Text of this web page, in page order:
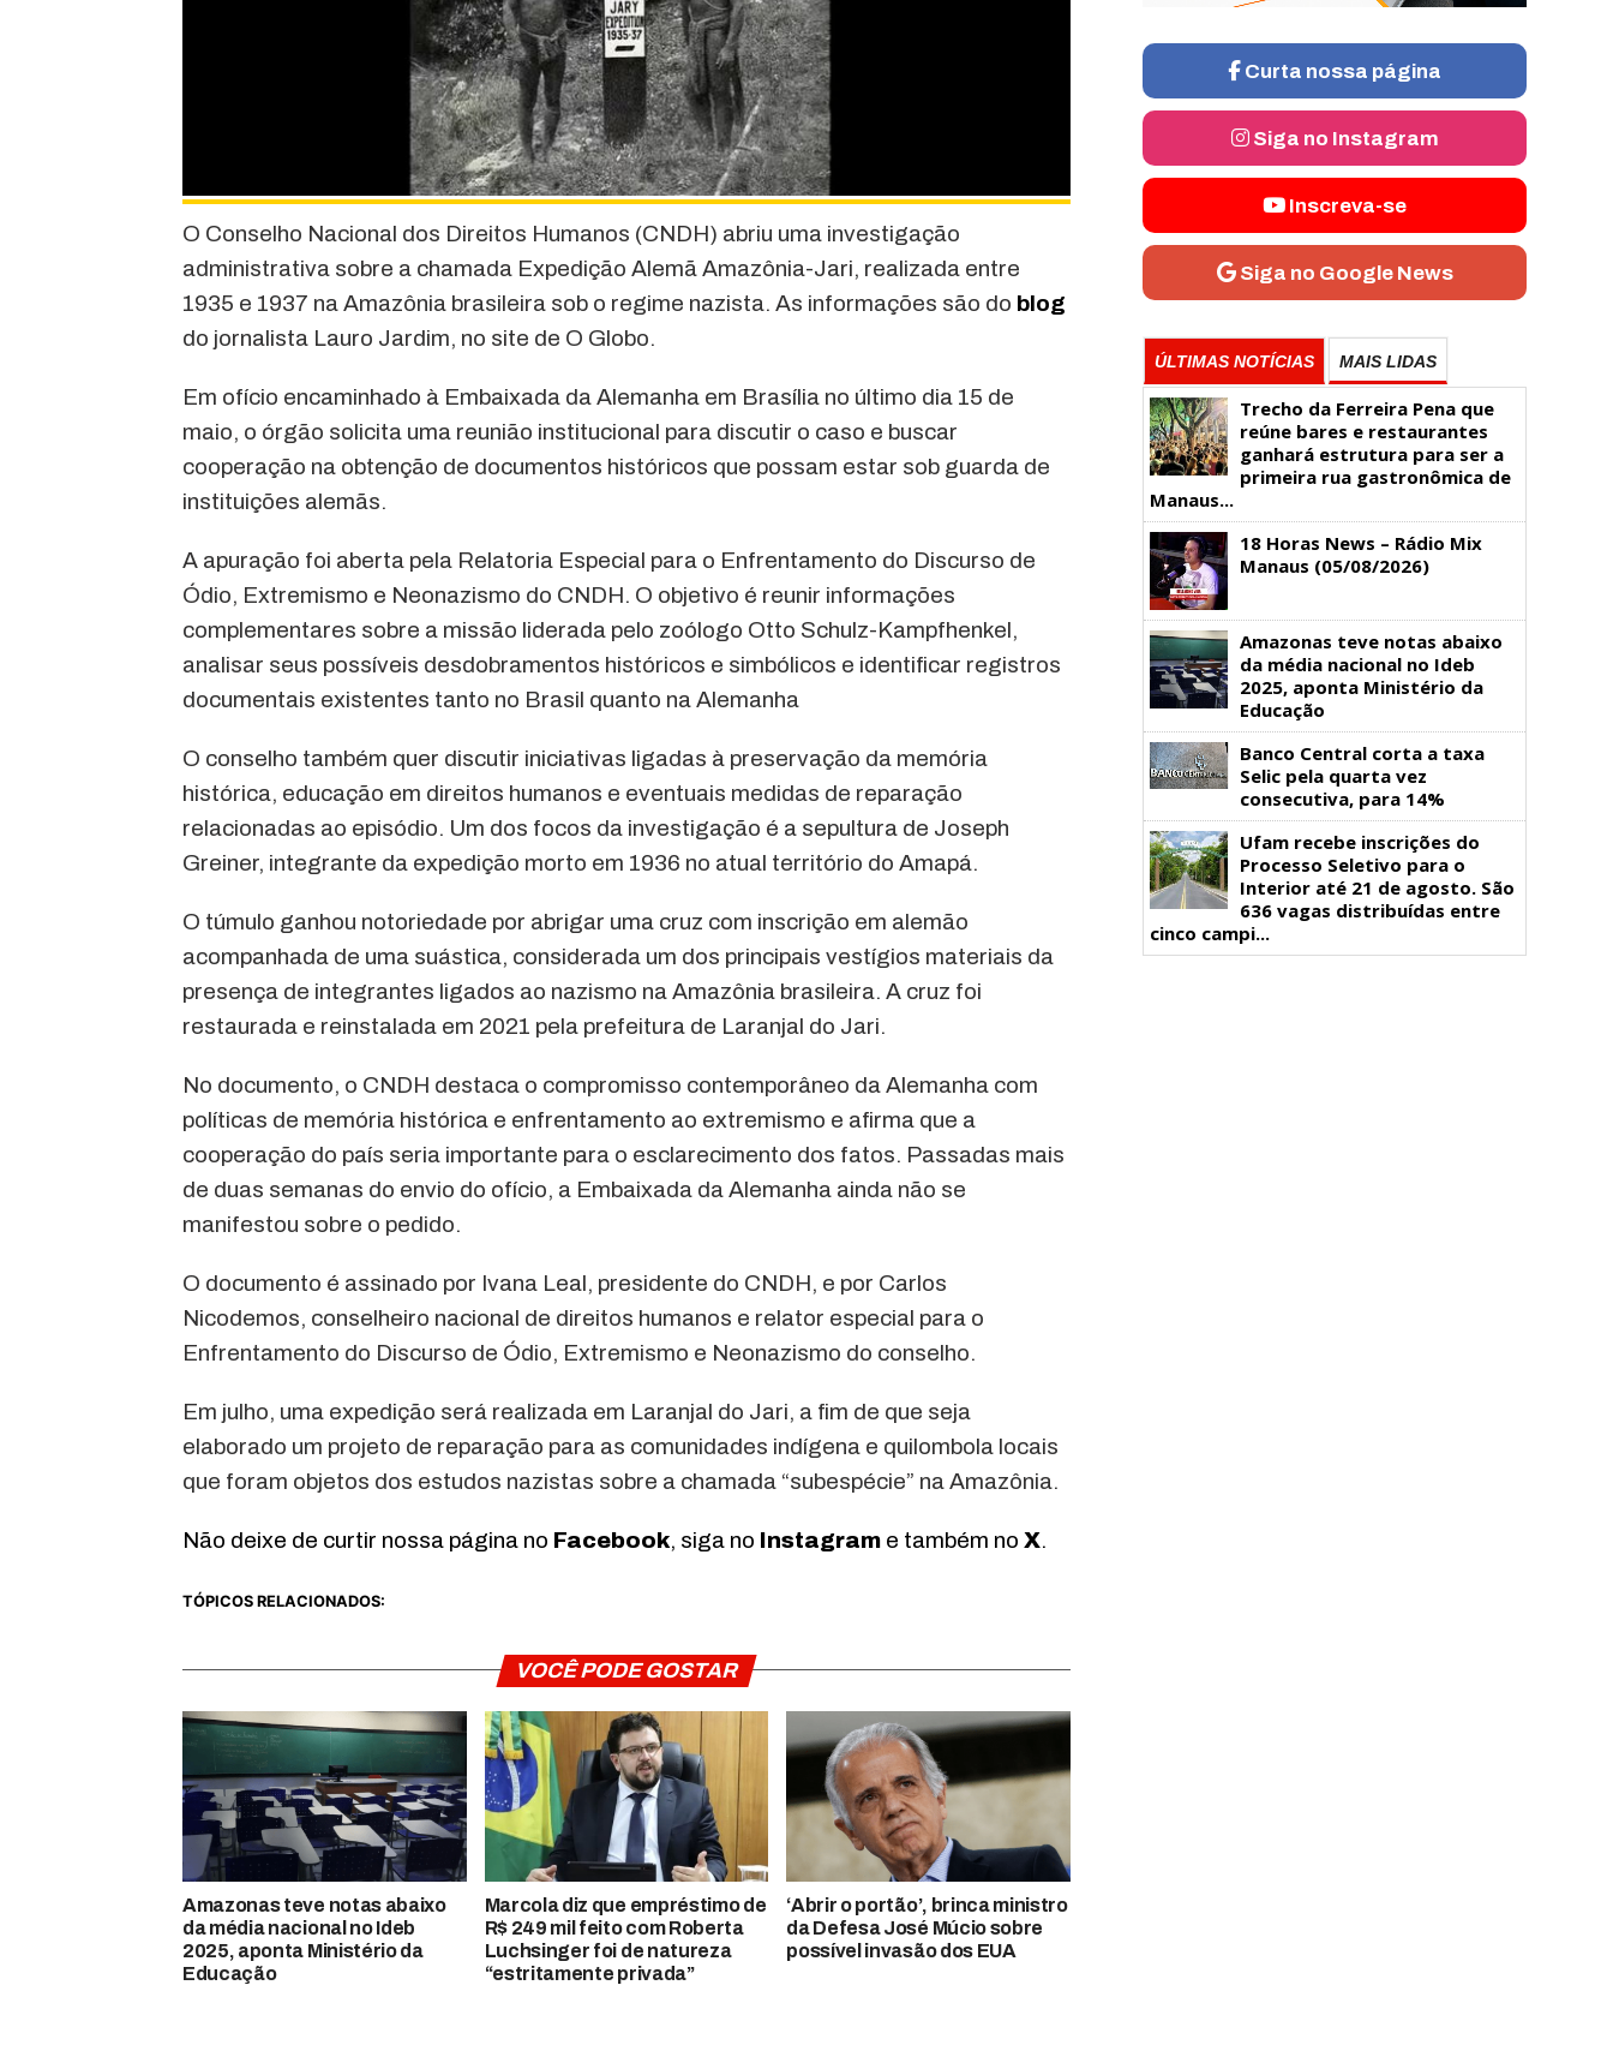
O Conselho Nacional dos Direitos Humanos (CNDH) abriu uma investigação
administrativa sobre a chamada Expedição Alemã Amazônia-Jari, realizada entre
1935 e 1937 na Amazônia brasileira sob o regime nazista. As informações são do blog
do jornalista Lauro Jardim, no site de O Globo.
Em ofício encaminhado à Embaixada da Alemanha em Brasília no último dia 15 de
maio, o órgão solicita uma reunião institucional para discutir o caso e buscar
cooperação na obtenção de documentos históricos que possam estar sob guarda de
instituições alemãs.
A apuração foi aberta pela Relatoria Especial para o Enfrentamento do Discurso de
Ódio, Extremismo e Neonazismo do CNDH. O objetivo é reunir informações
complementares sobre a missão liderada pelo zoólogo Otto Schulz-Kampfhenkel,
analisar seus possíveis desdobramentos históricos e simbólicos e identificar registros
documentais existentes tanto no Brasil quanto na Alemanha
O conselho também quer discutir iniciativas ligadas à preservação da memória
histórica, educação em direitos humanos e eventuais medidas de reparação
relacionadas ao episódio. Um dos focos da investigação é a sepultura de Joseph
Greiner, integrante da expedição morto em 1936 no atual território do Amapá.
O túmulo ganhou notoriedade por abrigar uma cruz com inscrição em alemão
acompanhada de uma suástica, considerada um dos principais vestígios materiais da
presença de integrantes ligados ao nazismo na Amazônia brasileira. A cruz foi
restaurada e reinstalada em 2021 pela prefeitura de Laranjal do Jari.
No documento, o CNDH destaca o compromisso contemporâneo da Alemanha com
políticas de memória histórica e enfrentamento ao extremismo e afirma que a
cooperação do país seria importante para o esclarecimento dos fatos. Passadas mais
de duas semanas do envio do ofício, a Embaixada da Alemanha ainda não se
manifestou sobre o pedido.
O documento é assinado por Ivana Leal, presidente do CNDH, e por Carlos
Nicodemos, conselheiro nacional de direitos humanos e relator especial para o
Enfrentamento do Discurso de Ódio, Extremismo e Neonazismo do conselho.
Em julho, uma expedição será realizada em Laranjal do Jari, a fim de que seja
elaborado um projeto de reparação para as comunidades indígena e quilombola locais
que foram objetos dos estudos nazistas sobre a chamada “subespécie” na Amazônia.
Não deixe de curtir nossa página no Facebook, siga no Instagram e também no X.
TÓPICOS RELACIONADOS:
VOCÊ PODE GOSTAR
Amazonas teve notas abaixo
da média nacional no Ideb
2025, aponta Ministério da
Educação
Marcola diz que empréstimo de
R$ 249 mil feito com Roberta
Luchsinger foi de natureza
“estritamente privada”
‘Abrir o portão’, brinca ministro
da Defesa José Múcio sobre
possível invasão dos EUA
Curta nossa página
Siga no Instagram
Inscreva-se
Siga no Google News
ÚLTIMAS NOTÍCIAS MAIS LIDAS
Trecho da Ferreira Pena que
reúne bares e restaurantes
ganhará estrutura para ser a
primeira rua gastronômica de
Manaus...
18 Horas News​​​​​​​​​​​​ – Rádio Mix
Manaus (05/08/2026)
Amazonas teve notas abaixo
da média nacional no Ideb
2025, aponta Ministério da
Educação
Banco Central corta a taxa
Selic pela quarta vez
consecutiva, para 14%
Ufam recebe inscrições do
Processo Seletivo para o
Interior até 21 de agosto. São
636 vagas distribuídas entre
cinco campi...